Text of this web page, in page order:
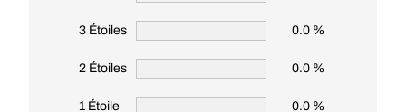
3 Étoiles 0.0 %
2 Étoiles 0.0 %
1 Étoile 0.0 %